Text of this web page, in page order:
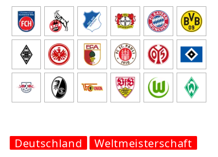
Deutschland Weltmeisterschaft